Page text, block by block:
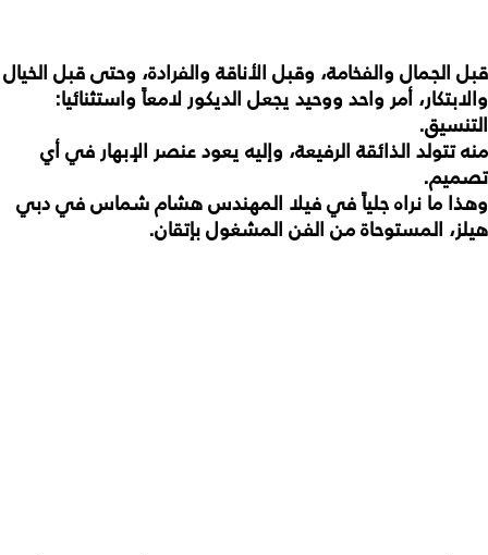
قبل الجمال والفخامة، وقبل الأناقة والفرادة، وحتىقبل الخيال
والابتكار، أمر واحد ووحيد يجعل الديكور لامعاً واستثنائيا:
التنسيق.
منهتتولد الذائقة الرفيعة، وإليه يعودعنصر الإبهارفيأي
تصميم.
وهذا ما نراهجلياًفيفيلا المهندسهشامشماسفيدبي
هيلز، المستوحاةمن الفن المشغولبإتقان.